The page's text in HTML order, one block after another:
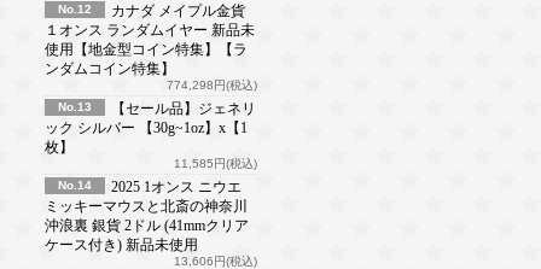
No.12
カナダ メイプル金貨
１オンス ランダムイヤー 新品未
使用【地金型コイン特集】【ラ
ンダムコイン特集】
774,298円(税込)
No.13
【セール品】ジェネリ
ック シルバー 【30g~1oz】x【1
枚】
11,585円(税込)
No.14
2025 1オンス ニウエ
ミッキーマウスと北斎の神奈川
沖浪裏 銀貨 2ドル (41mmクリア
ケース付き) 新品未使用
13,606円(税込)